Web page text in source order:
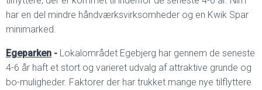
har en del mindre håndværksvirksomheder og en Kwik Spar
minimarked.
Egeparken - Lokalområdet Egebjerg har gennem de seneste
4-6 år haft et stort og varieret udvalg af attraktive grunde og
bo-muligheder. Faktorer der har trukket mange nye tilflyttere